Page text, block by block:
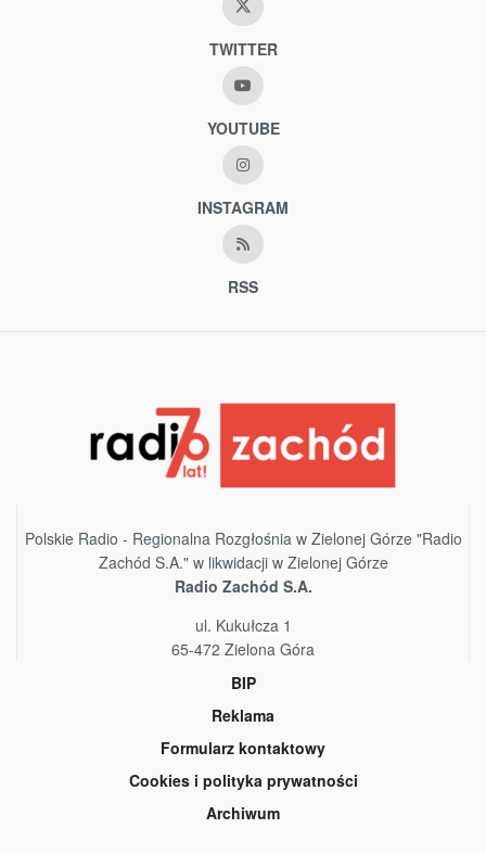
TWITTER
YOUTUBE
INSTAGRAM
RSS
Polskie Radio - Regionalna Rozgłośnia w Zielonej Górze "Radio
Zachód S.A." w likwidacji w Zielonej Górze
Radio Zachód S.A.
ul. Kukułcza 1
65-472 Zielona Góra
BIP
Reklama
Formularz kontaktowy
Cookies i polityka prywatności
Archiwum